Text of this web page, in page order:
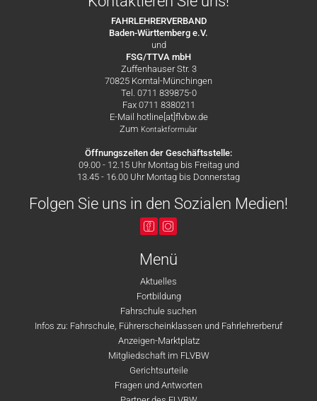
FAHRLEHRERVERBAND
Baden-Württemberg e.V.
und
FSG/TTVA mbH
Zuffenhauser Str. 3
70825 Korntal-Münchingen
Tel. 0711 839875-0
Fax 0711 8380211
E-Mail hotline[at]flvbw.de
Zum Kontaktformular
Öffnungszeiten der Geschäftsstelle:
09.00 - 12.15 Uhr Montag bis Freitag und
13.45 - 16.00 Uhr Montag bis Donnerstag
Folgen Sie uns in den Sozialen Medien!
Menü
Aktuelles
Fortbildung
Fahrschule suchen
Infos zu: Fahrschule, Führerscheinklassen und Fahrlehrerberuf
Anzeigen-Marktplatz
Mitgliedschaft im FLVBW
Gerichtsurteile
Fragen und Antworten